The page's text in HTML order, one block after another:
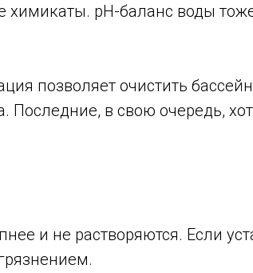
химикаты. pH-баланс воды
позволяет очистить
Последние, в свою очередь,
и не растворяются. Если